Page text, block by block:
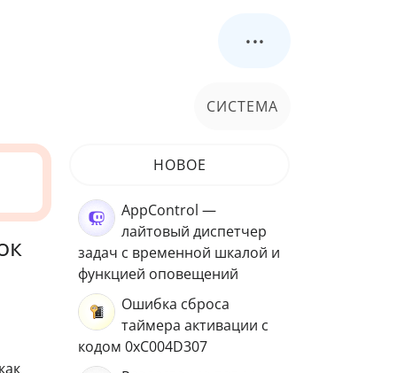
...
СИСТЕМА
НОВОЕ
AppControl —
лайтовый диспетчер
задач с временной шкалой и
функцией оповещений
Ошибка сброса
таймера активации с
кодом 0xC004D307